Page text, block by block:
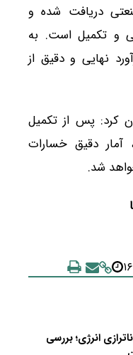
دریافت شده و
و تکمیل است. به
نهایی و دقیق از
کرد: پس از تکمیل
آمار دقیق خسارات
شد.
انرژی؛ بررسی